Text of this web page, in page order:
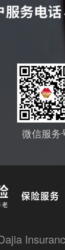
微信服务